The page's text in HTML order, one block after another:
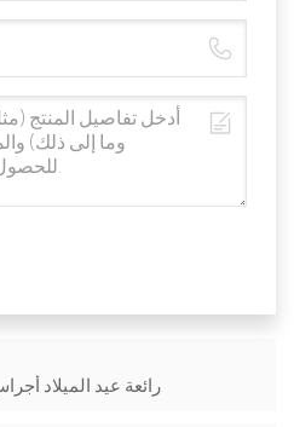
رائعة عيد الميلاد